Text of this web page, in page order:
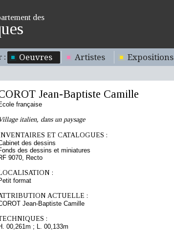
des
: Oeuvres Artistes Expositions
Jean-Baptiste Camille
française
italien, dans un paysage
ET CATALOGUES :
des dessins
des dessins et miniatures
9070, Recto
:
format
ACTUELLE :
Jean-Baptiste Camille
:
00,261m ; L. 00,133m